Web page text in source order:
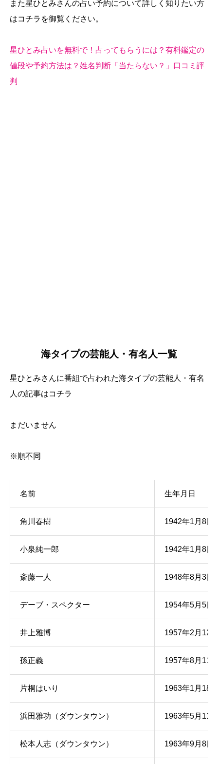
また星ひとみさんの占い予約について詳しく知りたい方
はコチラを御覧ください。
星ひとみ占いを無料で！占ってもらうには？有料鑑定の
値段や予約方法は？姓名判断「当たらない？」口コミ評
判
海タイプの芸能人・有名人一覧
星ひとみさんに番組で占われた海タイプの芸能人・有名
人の記事はコチラ
まだいません
※順不同
名前 生年月日
角川春樹 1942年1月8日
小泉純一郎 1942年1月8日
斎藤一人 1948年8月3日
デーブ・スペクター 1954年5月5日
井上雅博 1957年2月12日
孫正義 1957年8月11日
片桐はいり 1963年1月18日
浜田雅功（ダウンタウン） 1963年5月11日
松本人志（ダウンタウン） 1963年9月8日